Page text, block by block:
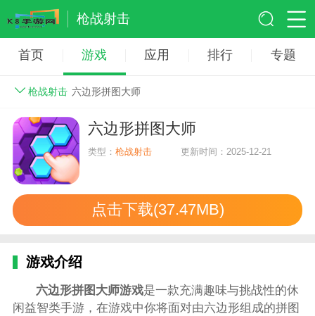
枪战射击
首页 游戏 应用 排行 专题
枪战射击 六边形拼图大师
六边形拼图大师
类型：枪战射击 更新时间：2025-12-21
点击下载(37.47MB)
游戏介绍
六边形拼图大师游戏是一款充满趣味与挑战性的休
闲益智类手游，在游戏中你将面对由六边形组成的拼图